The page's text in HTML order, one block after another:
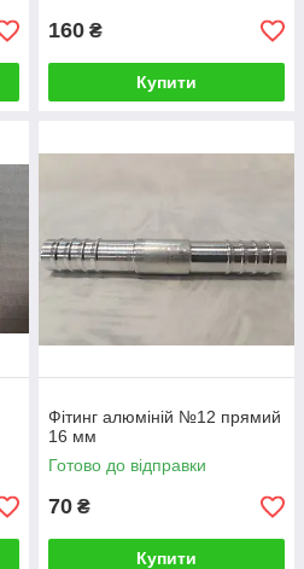
160 ₴
Купити
Фітинг алюміній №12 прямий
16 мм
Готово до відправки
70 ₴
Купити